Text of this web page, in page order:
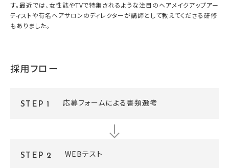
す。最近では、女性誌やTVで特集されるような注目のヘアメイクアップアー
ティストや有名ヘアサロンのディレクターが講師として教えてくださる研修
もありました。
採用フロー
STEP 1 応募フォームによる書類選考
STEP 2 WEBテスト